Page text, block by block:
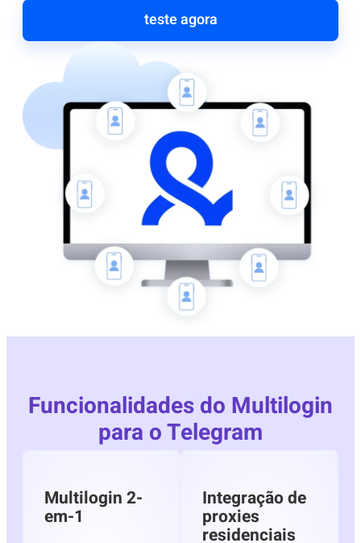
teste agora
Funcionalidades do Multilogin
para o Telegram
Multilogin 2-
em-1
Integração de
proxies
residenciais